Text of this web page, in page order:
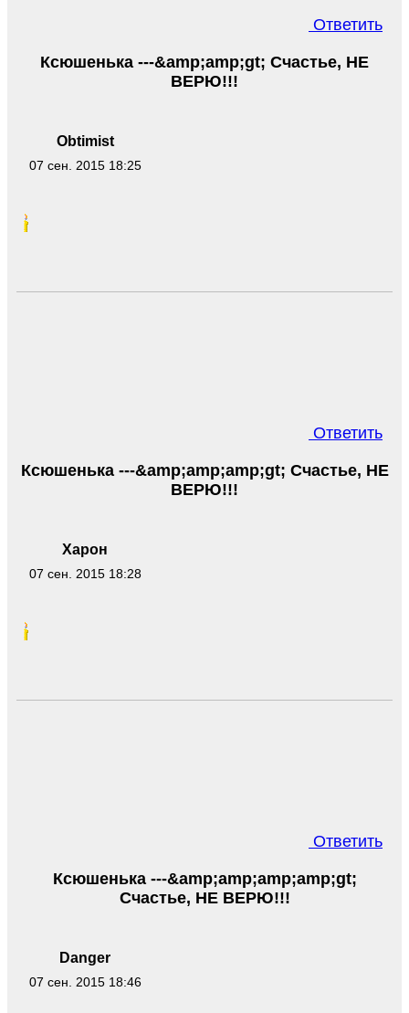
Ответить
Obtimist
07 сен. 2015 18:25
Ксюшенька ---&amp;amp;gt; Счастье, НЕ
ВЕРЮ!!!
Ответить
Харон
07 сен. 2015 18:28
Ксюшенька ---&amp;amp;amp;gt; Счастье, НЕ
ВЕРЮ!!!
Ответить
Danger
07 сен. 2015 18:46
Ксюшенька ---&amp;amp;amp;amp;gt;
Счастье, НЕ ВЕРЮ!!!